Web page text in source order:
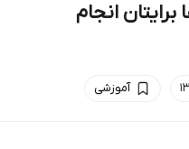
انجام
۷ آموزشی